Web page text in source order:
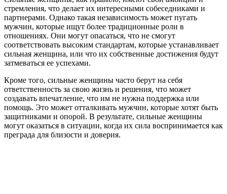
стремления, что делает их интересными собеседниками и
партнерами. Однако такая независимость может пугать
мужчин, которые ищут более традиционные роли в
отношениях. Они могут опасаться, что не смогут
соответствовать высоким стандартам, которые устанавливает
сильная женщина, или что их собственные достижения будут
затмеваться ее успехами.
Кроме того, сильные женщины часто берут на себя
ответственность за свою жизнь и решения, что может
создавать впечатление, что им не нужна поддержка или
помощь. Это может отталкивать мужчин, которые хотят быть
защитниками и опорой. В результате, сильные женщины
могут оказаться в ситуации, когда их сила воспринимается как
преграда для близости и доверия.